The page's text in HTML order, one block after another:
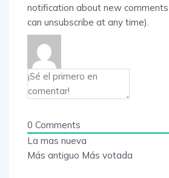
notification about new
can unsubscribe at any time).
0 Comments
La mas nueva
Más antiguo Más votada